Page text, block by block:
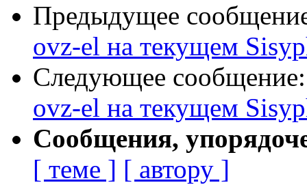
Предыдущее
ovz-el на текущем
Следующее
ovz-el на текущем
Сообщения,
[ теме ] [ автору ]